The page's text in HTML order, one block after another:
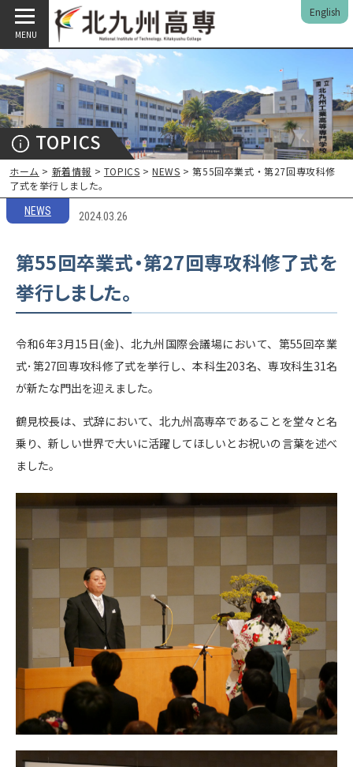
MENU
English
TOPICS
ホーム > 新着情報 > TOPICS >NEWS > 第55回卒業式・第27回専攻科修
了式を挙行しました。
NEWS 2024.03.26
第55回卒業式・第27回専攻科修了式を
挙行しました。
令和6年3月15日(金)、北九州国際会議場において、第55回卒業
式･第27回専攻科修了式を挙行し、本科生203名、専攻科生31名
が新たな門出を迎えました。
鶴見校長は、式辞において、北九州高専卒であることを堂々と名
乗り、新しい世界で大いに活躍してほしいとお祝いの言葉を述べ
ました。